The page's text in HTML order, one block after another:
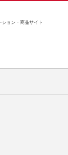
ション・商品サイト